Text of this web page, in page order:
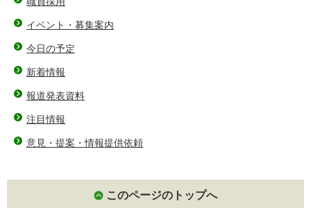
イベント・募集案内
今日の予定
新着情報
報道発表資料
注目情報
意見・提案・情報提供依頼
このページのトップへ